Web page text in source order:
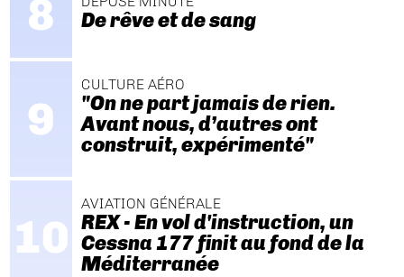
De rêve et de sang
CULTURE AÉRO
"On ne part jamais de rien.
Avant nous, d’autres ont
construit, expérimenté"
AVIATION GÉNÉRALE
REX - En vol d'instruction, un
Cessna 177 finit au fond de la
Méditerranée